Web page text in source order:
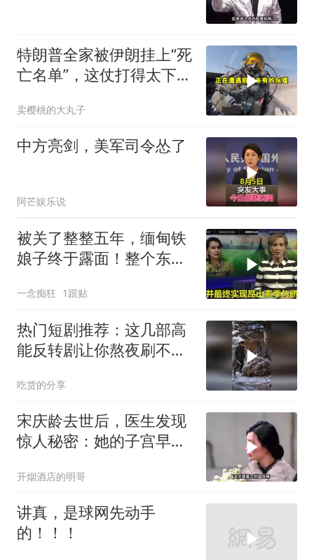
特朗普全家被伊朗挂上“死
亡名单”，这仗打得太下作
卖樱桃的大丸子
中方亮剑，美军司令怂了
阿芒娱乐说
被关了整整五年，缅甸铁
娘子终于露面！整个东南
一念痴狂 1跟贴
热门短剧推荐：这几部高
能反转剧让你熬夜刷不
吃货的分享
宋庆龄去世后，医生发现
惊人秘密：她的子宫早就
开烟酒店的明哥
讲真，是球网先动手
的！！！